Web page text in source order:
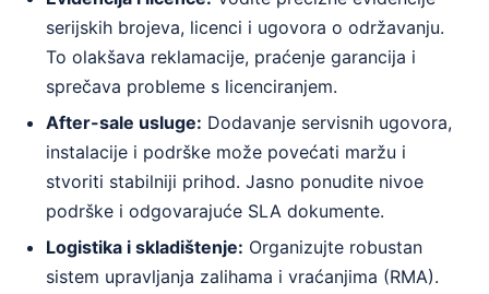
serijskih brojeva, licenci i ugovora o održavanju.
To olakšava reklamacije, praćenje garancija i
sprečava probleme s licenciranjem.
After-sale usluge: Dodavanje servisnih ugovora,
instalacije i podrške može povećati maržu i
stvoriti stabilniji prihod. Jasno ponudite nivoe
podrške i odgovarajuće SLA dokumente.
Logistika i skladištenje: Organizujte robustan
sistem upravljanja zalihama i vraćanjima (RMA).